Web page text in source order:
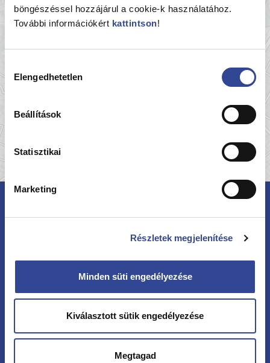
böngészéssel hozzájárul a cookie-k használatához.
További információkért kattintson!
kiválasztása
Elengedhetetlen
Beállítások
Statisztikai
Marketing
Részletek megjelenítése
Minden süti engedélyezése
Kiválasztott sütik engedélyezése
Megtagad
Kövessen minket